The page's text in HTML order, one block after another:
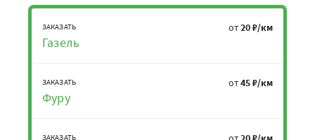
ЗАКАЗАТЬ
Газель
от20 ₽/км
ЗАКАЗАТЬ
Фуру
от45 ₽/км
ЗАКАЗАТЬ